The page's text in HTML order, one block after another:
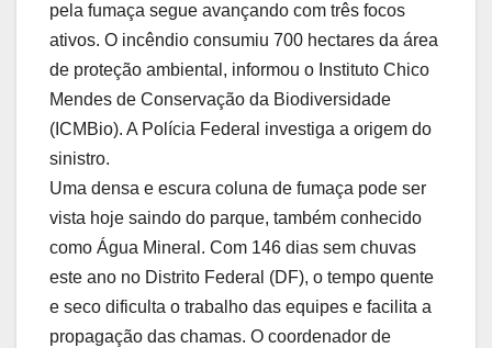
pela fumaça segue avançando com três focos
ativos. O incêndio consumiu 700 hectares da área
de proteção ambiental, informou o Instituto Chico
Mendes de Conservação da Biodiversidade
(ICMBio). A Polícia Federal investiga a origem do
sinistro.
Uma densa e escura coluna de fumaça pode ser
vista hoje saindo do parque, também conhecido
como Água Mineral. Com 146 dias sem chuvas
este ano no Distrito Federal (DF), o tempo quente
e seco dificulta o trabalho das equipes e facilita a
propagação das chamas. O coordenador de